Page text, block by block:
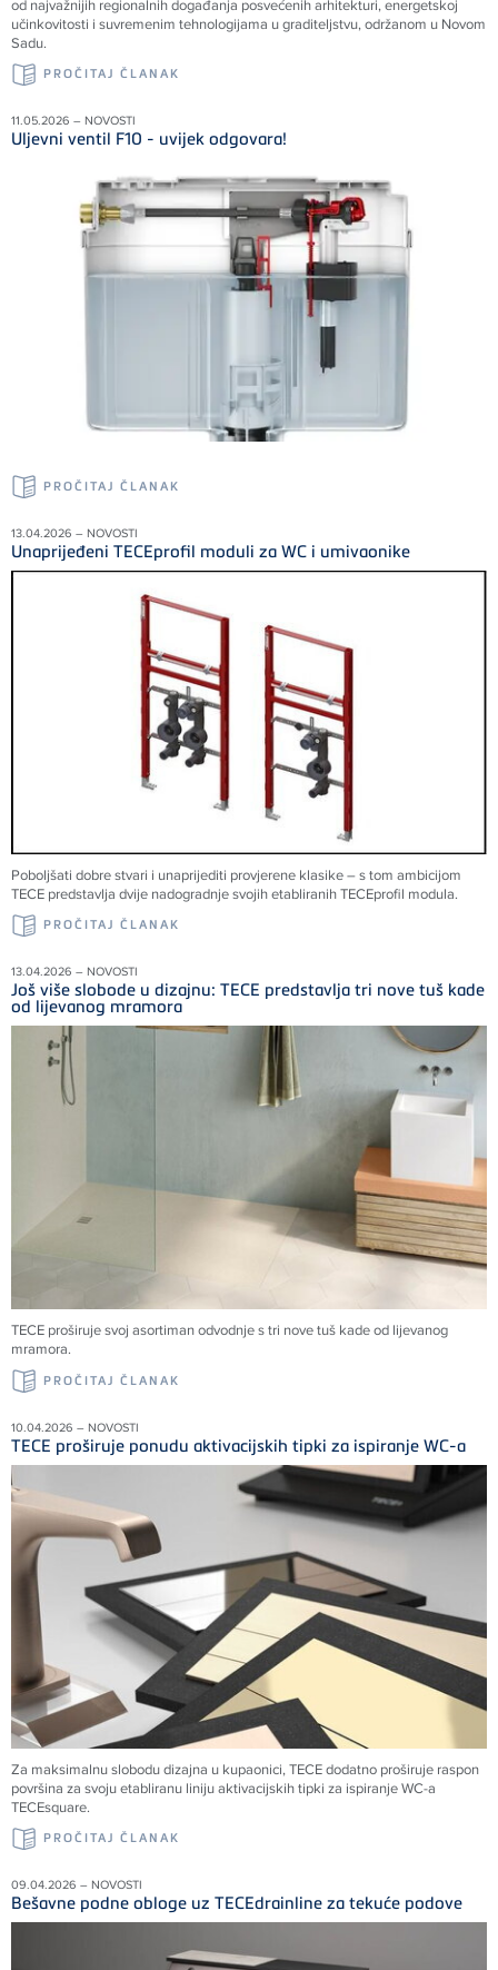
od najvažnijih regionalnih događanja posvećenih arhitekturi, energetskoj
učinkovitosti i suvremenim tehnologijama u graditeljstvu, održanom u Novom
Sadu.
PROČITAJ ČLANAK
11.05.2026 – NOVOSTI
Uljevni ventil F10 - uvijek odgovara!
PROČITAJ ČLANAK
13.04.2026 – NOVOSTI
Unaprijeđeni TECEprofil moduli za WC i umivaonike
Poboljšati dobre stvari i unaprijediti provjerene klasike – s tom ambicijom
TECE predstavlja dvije nadogradnje svojih etabliranih TECEprofil modula.
PROČITAJ ČLANAK
13.04.2026 – NOVOSTI
Još više slobode u dizajnu: TECE predstavlja tri nove tuš kade
od lijevanog mramora
TECE proširuje svoj asortiman odvodnje s tri nove tuš kade od lijevanog
mramora.
PROČITAJ ČLANAK
10.04.2026 – NOVOSTI
TECE proširuje ponudu aktivacijskih tipki za ispiranje WC-a
Za maksimalnu slobodu dizajna u kupaonici, TECE dodatno proširuje raspon
površina za svoju etabliranu liniju aktivacijskih tipki za ispiranje WC-a
TECEsquare.
PROČITAJ ČLANAK
09.04.2026 – NOVOSTI
Bešavne podne obloge uz TECEdrainline za tekuće podove